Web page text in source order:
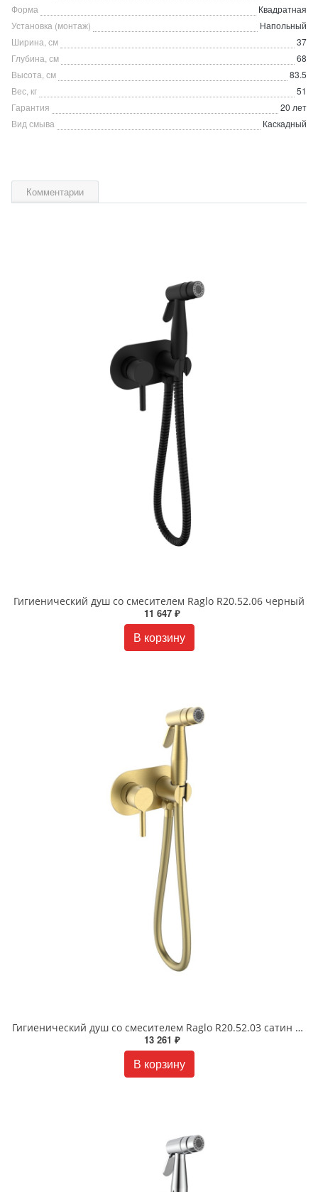
Форма
Квадратная
Установка (монтаж)
Напольный
Ширина, см
37
Глубина, см
68
Высота, см
83.5
Вес, кг
51
Гарантия
20 лет
Вид смыва
Каскадный
Комментарии
Гигиенический душ со смесителем Raglo R20.52.06 черный
11 647 ₽
В корзину
Гигиенический душ со смесителем Raglo R20.52.03 сатин золотой
13 261 ₽
В корзину